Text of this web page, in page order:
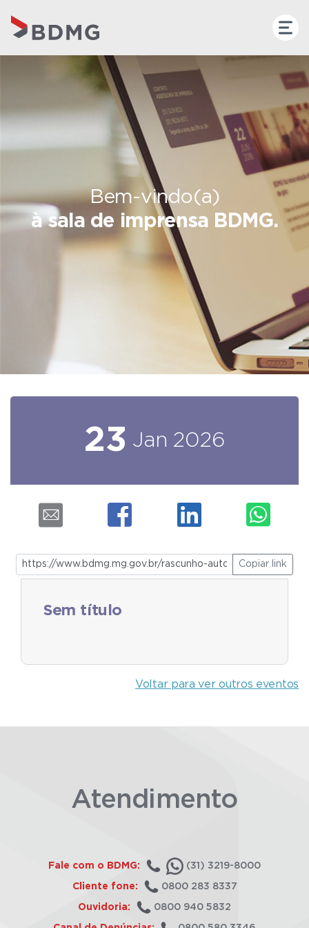
Bem-vindo(a)
à sala de imprensa BDMG.
23 Jan 2026
Copiar link
Sem título
Voltar para ver outros eventos
Atendimento
Fale com o BDMG: (31) 3219-8000
Cliente fone: 0800 283 8337
Ouvidoria: 0800 940 5832